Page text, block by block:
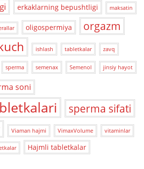
erkaklarning bepushtligi maksatin
oligospermiya orgazm
ishlash tabletkalar zavq
sperma semenax Semenol jinsiy hayot
soni
sperma sifati
Viaman hajmi VimaxVolume vitaminlar
Hajmli tabletkalar